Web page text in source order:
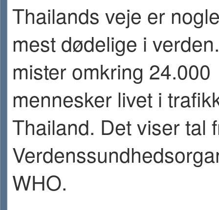
Thailands veje er
mest dødelige i
mister omkring 24.000
mennesker livet i
Thailand. Det viser tal
WHO.